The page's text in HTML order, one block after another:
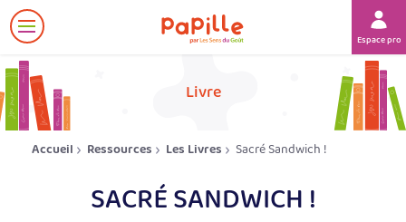
Afficher
le
menu
Espace
Livre
Accueil Ressources Les Livres Sacré Sandwich !
SACRÉ SANDWICH !